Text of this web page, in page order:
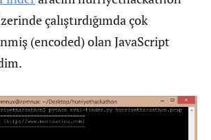
çalıştırdığımda çok
(encoded) olan JavaScript